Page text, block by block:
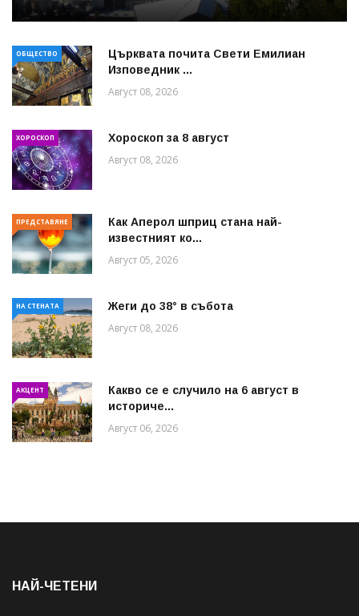
ОБЩЕСТВО
Църквата почита Свeти Емилиан
Изповедник ...
Август 08, 2026
ХОРОСКОП Хороскоп за 8 август
Август 08, 2026
ПРЕДСТАВЯНЕ
Как Аперол шприц стана най-
известният ко...
Август 05, 2026
НА СТЕНАТА Жеги до 38° в събота
Август 08, 2026
АКЦЕНТ
Какво се е случило на 6 август в
историче...
Август 06, 2026
НАЙ-ЧЕТЕНИ